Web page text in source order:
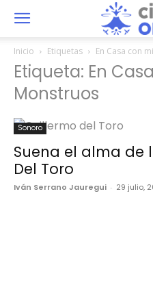
Inicio Etiquetas En Casa con
Etiqueta: En
Monstruos
Sonoro
Suena el alma de
Del Toro
Iván Serrano Jauregui - 29 julio,